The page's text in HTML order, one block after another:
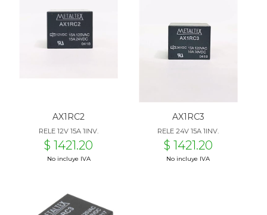
AX1RC2
RELE 12V 15A 1INV.
$ 1421.20
No incluye IVA
AX1RC3
RELE 24V 15A 1INV.
$ 1421.20
No incluye IVA